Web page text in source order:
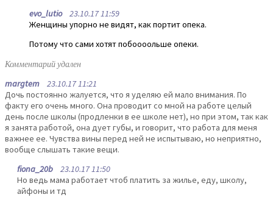
evo_lutio23.10.17 11:59
Женщины упорно не видят, как портит опека.
Потому что сами хотят побоооольше опеки.
Комментарий удален
margtem 23.10.17 11:21
Дочь постоянно жалуется, что я уделяю ей мало внимания. По
факту его очень много. Она проводит со мной на работе целый
день после школы (продленки в ее школе нет), но при этом, так как
я занята работой, она дует губы, и говорит, что работа для меня
важнее ее. Чувства вины перед ней не испытываю, но неприятно,
вообще слышать такие вещи.
fiona_20b 23.10.17 11:50
Но ведь мама работает чтоб платить за жилье, eду, школу,
айфоны и тд